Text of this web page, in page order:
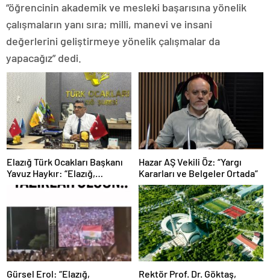
“öğrencinin akademik ve mesleki başarısına yönelik
çalışmaların yanı sıra; milli, manevi ve insani
değerlerini geliştirmeye yönelik çalışmalar da
yapacağız” dedi.
Elazığ Türk Ocakları Başkanı
Yavuz Haykır: “Elazığ,
Türklüğün Yıkılmaz Kalesidir”
Hazar AŞ Vekili Öz: “Yargı
Kararları ve Belgeler Ortada”
Gürsel Erol: “Elazığ,
Rektör Prof. Dr. Göktaş,